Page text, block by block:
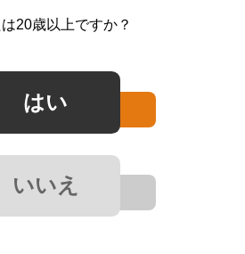
20歳以上ですか？